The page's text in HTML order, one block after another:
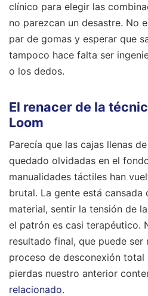
clínico para elegir las
no parezcan un desastre. No
par de gomas y esperar que
tampoco hace falta ser
o los dedos.
El renacer de la
Loom
Parecía que las cajas llenas
quedado olvidadas en el
manualidades táctiles han
brutal. La gente está cansada
material, sentir la tensión de
el patrón es casi terapéutico.
resultado final, que puede ser
proceso de desconexión total
pierdas nuestro anterior
relacionado.